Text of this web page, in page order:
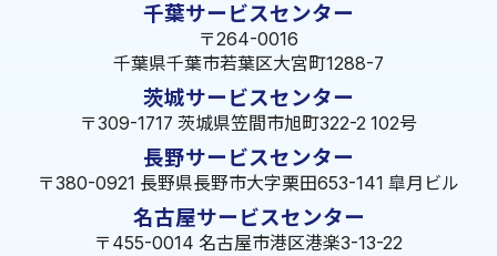
千葉サービスセンター
〒264-0016
千葉県千葉市若葉区大宮町1288-7
茨城サービスセンター
〒309-1717 茨城県笠間市旭町322-2 102号
長野サービスセンター
〒380-0921 長野県長野市大字栗田653-141 皐月ビル
名古屋サービスセンター
〒455-0014 名古屋市港区港楽3-13-22